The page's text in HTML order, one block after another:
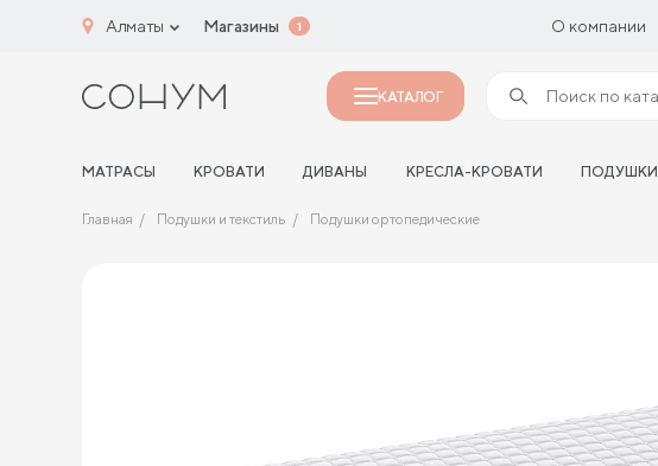
Алматы Магазины 1 О компании
КАТАЛОГ
МАТРАСЫ КРОВАТИ ДИВАНЫ КРЕСЛА-КРОВАТИ ПОДУШКИ
Главная Подушки и текстиль Подушки ортопедические